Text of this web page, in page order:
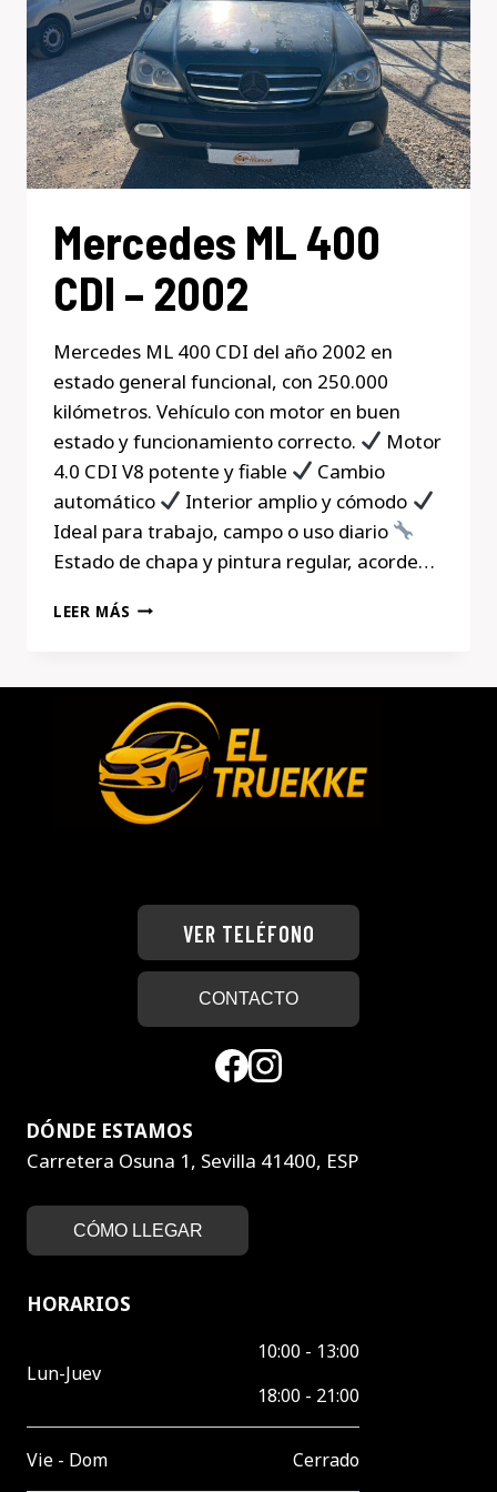
Mercedes ML 400
CDI – 2002
Mercedes ML 400 CDI del año 2002 en
estado general funcional, con 250.000
kilómetros. Vehículo con motor en buen
estado y funcionamiento correcto.
Motor
4.0 CDI V8 potente y fiable
Cambio
automático
Interior amplio y cómodo
Ideal para trabajo, campo o uso diario
Estado de chapa y pintura regular, acorde…
LEER MÁS MERCEDES
2002
VER TELÉFONO
CONTACTO
DÓNDE ESTAMOS
Carretera Osuna 1, Sevilla 41400, ESP
CÓMO LLEGAR
HORARIOS
Lun-Juev
10:00 - 13:00
18:00 - 21:00
Vie - Dom Cerrado